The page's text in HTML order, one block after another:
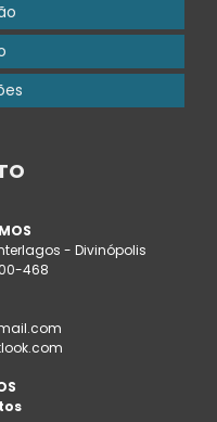
- Divinópolis
468